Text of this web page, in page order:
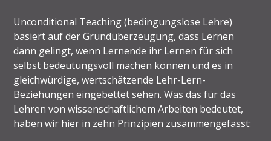
Unconditional Teaching (bedingungslose Lehre)
basiert auf der Grundüberzeugung, dass Lernen
dann gelingt, wenn Lernende ihr Lernen für sich
selbst bedeutungsvoll machen können und es in
gleichwürdige, wertschätzende Lehr-Lern-
Beziehungen eingebettet sehen. Was das für das
Lehren von wissenschaftlichem Arbeiten bedeutet,
haben wir hier in zehn Prinzipien zusammengefasst: